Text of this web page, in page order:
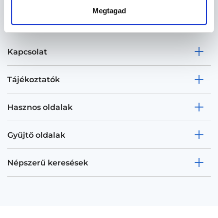
Megtagad
Kapcsolat
Tájékoztatók
Hasznos oldalak
Gyűjtő oldalak
Népszerű keresések